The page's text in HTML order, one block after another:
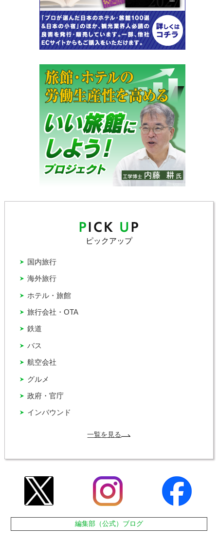
ピックアップ
インバウンド
グルメ
バス
ホテル・旅館
国内旅行
政府・官庁
旅行会社・OTA
海外旅行
航空会社
鉄道
一覧を見る
編集部（公式）ブログ